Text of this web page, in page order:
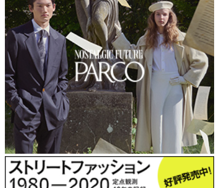
ズームアップ・アイテム（１）「ソックスのちら見せ」
スタイル
トレンドが動かない（同じトレンドがずっと継続して流行ってい
る）なか、他人と差別化するのに欠かせないのが小物類。なかでも、
近年は「アラウンド90s生まれ」のいろいろなテイストをプラス＆ミ
ックスする感覚が徐々に一般化。既存のスタイルに「ちょい足し」す
るスタイル が増えている。
そこで、今回のズームアップアイテムでは、男女ともに幅広く支持